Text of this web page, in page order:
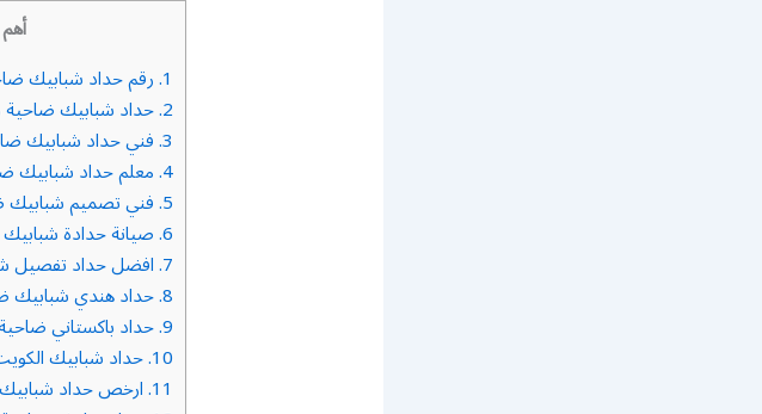
1. رقم حداد شبابيك
2. حداد شبابيك ضاحية
3. فني حداد شبابيك
4. معلم حداد شبابيك
5. فني تصميم شبابيك
6. صيانة حدادة شبابيك
7. افضل حداد تفصيل
8. حداد هندي شبابيك
9. حداد باكستاني ضاحية
10. حداد شبابيك
11. ارخص حداد شبابيك